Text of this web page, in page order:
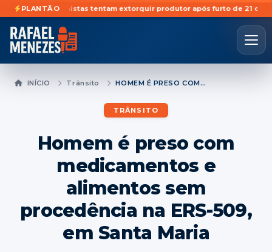
PLANTÃO
Golpistas tentam extorquir produtor após furto de 21 cabeças de
INÍCIO Trânsito HOMEM É PRESO COM MEDICAMENTOS E ALIMENTOS SEM PROCEDÊNCIA NA ERS-509, EM SANTA MARIA
TRÂNSITO
Homem é preso com
medicamentos e
alimentos sem
procedência na ERS-509,
em Santa Maria